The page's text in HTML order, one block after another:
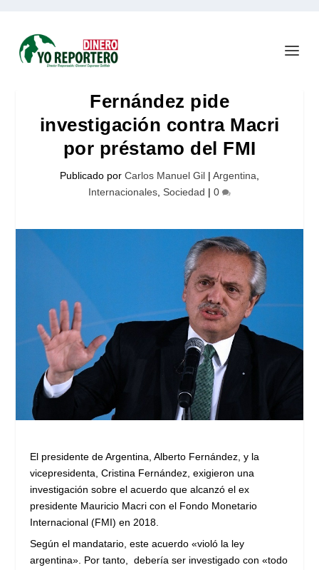
Fernández pide
investigación contra Macri
por préstamo del FMI
Publicado por Carlos Manuel Gil | Argentina
Internacionales Sociedad | 0
El presidente de Argentina, Alberto Fernández, y la
vicepresidenta, Cristina Fernández, exigieron una
investigación sobre el acuerdo que alcanzó el ex
presidente Mauricio Macri con el Fondo Monetario
Internacional (FMI) en 2018.
Según el mandatario, este acuerdo «violó la ley
argentina». Por tanto, debería ser investigado con «todo